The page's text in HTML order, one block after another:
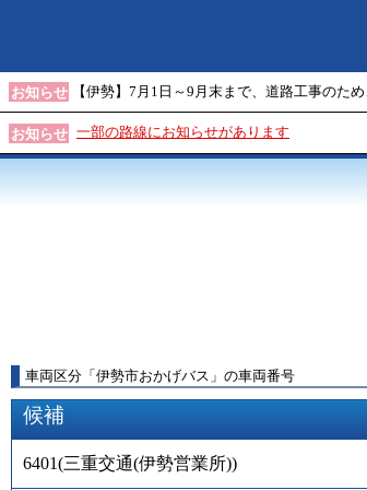
お知らせ 【伊勢】7月1日～9月末まで、道路工事のた
お知らせ 一部の路線にお知らせがあります
車両区分 「 伊勢市おかげバス 」 の車両番号
候補
6401(三重交通(伊勢営業所))